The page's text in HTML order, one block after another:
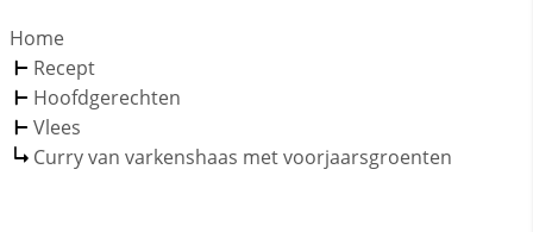
Home
Recept
Hoofdgerechten
Vlees
Curry van varkenshaas met voorjaarsgroenten